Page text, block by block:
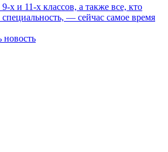
х и 11-х классов, а также все, кто
— сейчас самое время
новость